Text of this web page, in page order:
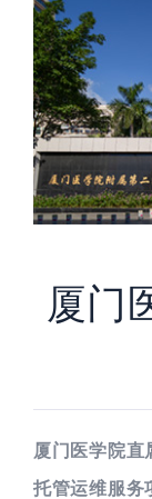
厦门
厦门医学院直
托管运维服务